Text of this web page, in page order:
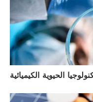
الحيوية الكيميائية